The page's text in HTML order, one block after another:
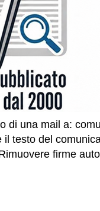
di una mail a:
testo del
firme